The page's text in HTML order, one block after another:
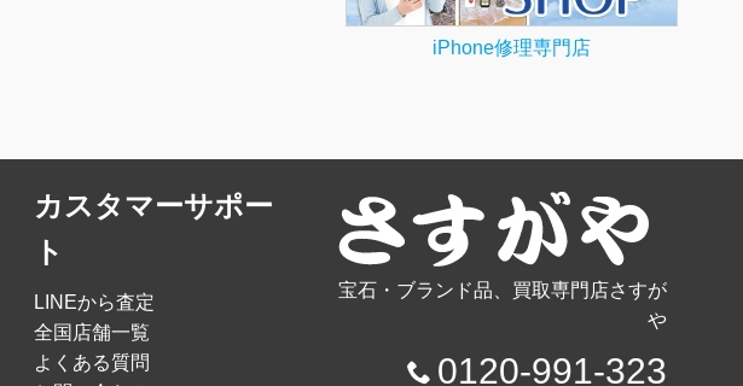
iPhone修理専門店
カスタマーサポー
ト
LINEから査定
全国店舗一覧
よくある質問
宝石・ブランド品、買取専門店さすが
や
0120-991-323